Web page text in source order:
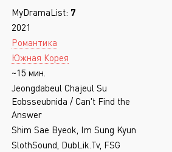
MyDramaList: 7
2021
Романтика
Южная Корея
~15 мин.
Jeongdabeul Chajeul Su
Eobsseubnida / Can't Find the
Answer
Shim Sae Byeok, Im Sung Kyun
SlothSound, DubLik.Tv, FSG